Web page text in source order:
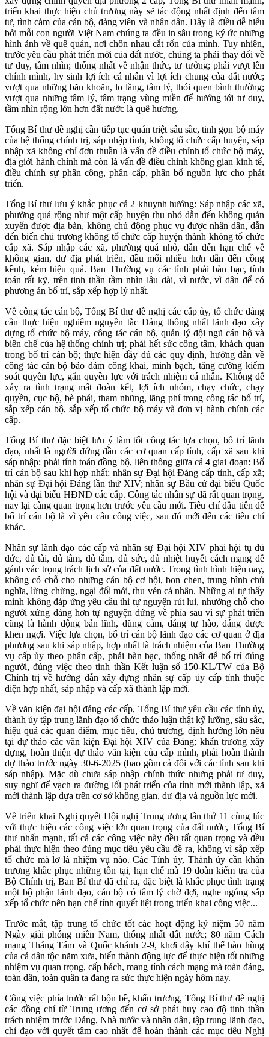
triển khai thực hiện chủ trương này sẽ tác động nhất định đến tâm
tư, tình cảm của cán bộ, đảng viên và nhân dân. Đây là điều dễ hiểu
bởi mỗi con người Việt Nam chúng ta đều in sâu trong ký ức những
hình ảnh về quê quán, nơi chôn nhau cắt rốn của mình. Tuy nhiên,
trước yêu cầu phát triển mới của đất nước, chúng ta phải thay đổi về
tư duy, tầm nhìn; thống nhất về nhận thức, tư tưởng; phải vượt lên
chính mình, hy sinh lợi ích cá nhân vì lợi ích chung của đất nước;
vượt qua những băn khoăn, lo lắng, tâm lý, thói quen bình thường;
vượt qua những tâm lý, tâm trạng vùng miền để hướng tới tư duy,
tầm nhìn rộng lớn hơn đất nước là quê hương.
Tổng Bí thư đề nghị cần tiếp tục quán triệt sâu sắc, tinh gọn bộ máy
của hệ thống chính trị, sáp nhập tỉnh, không tổ chức cấp huyện, sáp
nhập xã không chỉ đơn thuần là vấn đề điều chỉnh tổ chức bộ máy,
địa giới hành chính mà còn là vấn đề điều chỉnh không gian kinh tế,
điều chỉnh sự phân công, phân cấp, phân bổ nguồn lực cho phát
triển.
Tổng Bí thư lưu ý khắc phục cả 2 khuynh hướng: Sáp nhập các xã,
phường quá rộng như một cấp huyện thu nhỏ dẫn đến không quán
xuyến được địa bàn, không chủ động phục vụ được nhân dân, dẫn
đến biến chủ trương không tổ chức cấp huyện thành không tổ chức
cấp xã. Sáp nhập các xã, phường quá nhỏ, dẫn đến hạn chế về
không gian, dư địa phát triển, đầu mối nhiều hơn dẫn đến cồng
kềnh, kém hiệu quả. Ban Thường vụ các tỉnh phải bàn bạc, tính
toán rất kỹ, trên tinh thần tầm nhìn lâu dài, vì nước, vì dân để có
phương án bố trí, sắp xếp hợp lý nhất.
Về công tác cán bộ, Tổng Bí thư đề nghị các cấp ủy, tổ chức đảng
cần thực hiện nghiêm nguyên tắc Đảng thống nhất lãnh đạo xây
dựng tổ chức bộ máy, công tác cán bộ, quản lý đội ngũ cán bộ và
biên chế của hệ thống chính trị; phải hết sức công tâm, khách quan
trong bố trí cán bộ; thực hiện đầy đủ các quy định, hướng dẫn về
công tác cán bộ bảo đảm công khai, minh bạch, tăng cường kiểm
soát quyền lực, gắn quyền lực với trách nhiệm cá nhân. Không để
xảy ra tình trạng mất đoàn kết, lợi ích nhóm, chạy chức, chạy
quyền, cục bộ, bè phái, tham nhũng, lãng phí trong công tác bố trí,
sắp xếp cán bộ, sắp xếp tổ chức bộ máy và đơn vị hành chính các
cấp.
Tổng Bí thư đặc biệt lưu ý làm tốt công tác lựa chọn, bố trí lãnh
đạo, nhất là người đứng đầu các cơ quan cấp tỉnh, cấp xã sau khi
sáp nhập; phải tính toán đồng bộ, liên thông giữa cả 4 giai đoạn: Bố
trí cán bộ sau khi hợp nhất; nhân sự Đại hội Đảng cấp tỉnh, cấp xã;
nhân sự Đại hội Đảng lần thứ XIV; nhân sự Bầu cử đại biểu Quốc
hội và đại biểu HĐND các cấp. Công tác nhân sự đã rất quan trọng,
nay lại càng quan trọng hơn trước yêu cầu mới. Tiêu chí đầu tiên để
bố trí cán bộ là vì yêu cầu công việc, sau đó mới đến các tiêu chí
khác.
Nhân sự lãnh đạo các cấp và nhân sự Đại hội XIV phải hội tụ đủ
đức, đủ tài, đủ tâm, đủ tầm, đủ sức, đủ nhiệt huyết cách mạng để
gánh vác trọng trách lịch sử của đất nước. Trong tình hình hiện nay,
không có chỗ cho những cán bộ cơ hội, bon chen, trung bình chủ
nghĩa, lừng chừng, ngại đổi mới, thu vén cá nhân. Những ai tự thấy
mình không đáp ứng yêu cầu thì tự nguyện rút lui, nhường chỗ cho
người xứng đáng hơn tự nguyện đứng về phía sau vì sự phát triển
cũng là hành động bản lĩnh, dũng cảm, đáng tự hào, đáng được
khen ngợi. Việc lựa chọn, bố trí cán bộ lãnh đạo các cơ quan ở địa
phương sau khi sáp nhập, hợp nhất là trách nhiệm của Ban Thường
vụ cấp ủy theo phân cấp, phải bàn bạc, thống nhất để bố trí đúng
người, đúng việc theo tinh thần Kết luận số 150-KL/TW của Bộ
Chính trị về hướng dẫn xây dựng nhân sự cấp ủy cấp tỉnh thuộc
diện hợp nhất, sáp nhập và cấp xã thành lập mới.
Về văn kiện đại hội đảng các cấp, Tổng Bí thư yêu cầu các tỉnh ủy,
thành ủy tập trung lãnh đạo tổ chức thảo luận thật kỹ lưỡng, sâu sắc,
hiệu quả các quan điểm, mục tiêu, chủ trương, định hướng lớn nêu
tại dự thảo các văn kiện Đại hội XIV của Đảng; khẩn trương xây
dựng, hoàn thiện dự thảo văn kiện của cấp mình, phải hoàn thành
dự thảo trước ngày 30-6-2025 (bao gồm cả đối với các tỉnh sau khi
sáp nhập). Mặc dù chưa sáp nhập chính thức nhưng phải tư duy,
suy nghĩ để vạch ra đường lối phát triển của tỉnh mới thành lập, xã
mới thành lập dựa trên cơ sở không gian, dư địa và nguồn lực mới.
Về triển khai Nghị quyết Hội nghị Trung ương lần thứ 11 cùng lúc
với thực hiện các công việc lớn quan trọng của đất nước, Tổng Bí
thư nhấn mạnh, tất cả các công việc này đều rất quan trọng và đều
phải thực hiện theo đúng mục tiêu yêu cầu đề ra, không vì sắp xếp
tổ chức mà lơ là nhiệm vụ nào. Các Tỉnh ủy, Thành ủy cần khẩn
trương khắc phục những tồn tại, hạn chế mà 19 đoàn kiểm tra của
Bộ Chính trị, Ban Bí thư đã chỉ ra, đặc biệt là khắc phục tình trạng
một bộ phận lãnh đạo, cán bộ có tâm lý chờ đợi, nghe ngóng sắp
xếp tổ chức nên hạn chế tính quyết liệt trong triển khai công việc...
Trước mắt, tập trung tổ chức tốt các hoạt động kỷ niệm 50 năm
Ngày giải phóng miền Nam, thống nhất đất nước; 80 năm Cách
mạng Tháng Tám và Quốc khánh 2-9, khơi dậy khí thế hào hùng
của cả dân tộc năm xưa, biến thành động lực để thực hiện tốt những
nhiệm vụ quan trọng, cấp bách, mang tính cách mạng mà toàn đảng,
toàn dân, toàn quân ta đang ra sức thực hiện ngày hôm nay.
Công việc phía trước rất bộn bề, khẩn trương, Tổng Bí thư đề nghị
các đồng chí từ Trung ương đến cơ sở phát huy cao độ tinh thần
trách nhiệm trước Đảng, Nhà nước và nhân dân, tập trung lãnh đạo,
chỉ đạo với quyết tâm cao nhất để hoàn thành các mục tiêu Nghị